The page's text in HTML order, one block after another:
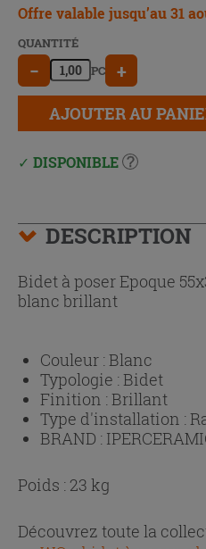
Offre valable jusqu’au 31
QUANTITÉ
− PC +
AJOUTER AU
DISPONIBLE
DESCRIPTION
Bidet à poser Epoque
blanc brillant
Couleur :Blanc
Typologie :Bidet
Finition :Brillant
Type d'installation :
BRAND :
Poids : 23 kg
Découvrez toute la